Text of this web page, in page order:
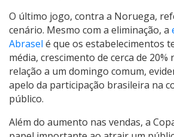
O último jogo, contra a Noruega,
cenário. Mesmo com a eliminação, a
Abrasel é que os estabelecimentos
média, crescimento de cerca de
relação a um domingo comum,
apelo da participação brasileira na
público.
Além do aumento nas vendas, a